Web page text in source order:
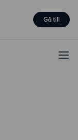
Gå till